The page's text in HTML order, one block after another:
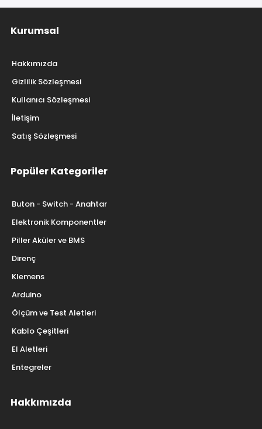
Kurumsal
Hakkımızda
Gizlilik Sözleşmesi
Kullanıcı Sözleşmesi
İletişim
Satış Sözleşmesi
Popüler Kategoriler
Buton - Switch - Anahtar
Elektronik Komponentler
Piller Aküler ve BMS
Direnç
Klemens
Arduino
Ölçüm ve Test Aletleri
Kablo Çeşitleri
El Aletleri
Entegreler
Hakkımızda